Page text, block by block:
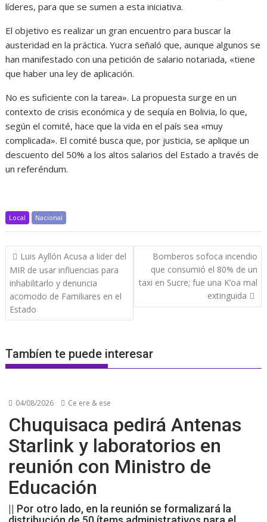
líderes, para que se sumen a esta iniciativa.
El objetivo es realizar un gran encuentro para buscar la
austeridad en la práctica. Yucra señaló que, aunque algunos se
han manifestado con una petición de salario notariada, «tiene
que haber una ley de aplicación.
No es suficiente con la tarea». La propuesta surge en un
contexto de crisis económica y de sequía en Bolivia, lo que,
según el comité, hace que la vida en el país sea «muy
complicada». El comité busca que, por justicia, se aplique un
descuento del 50% a los altos salarios del Estado a través de
un referéndum.
Local Nacional
Navegación
de
entradas
Luis Ayllón Acusa a lider del
MIR de usar influencias para
inhabilitarlo y denuncia
acomodo de Familiares en el
Estado
Bomberos sofoca incendio
que consumió el 80% de un
taxi en Sucre; fue una K’oa mal
extinguida
Tambíen te puede interesar
04/08/2026 Ce ere & ese
Chuquisaca pedirá Antenas
Starlink y laboratorios en
reunión con Ministro de
Educación
|| Por otro lado, en la reunión se formalizará la